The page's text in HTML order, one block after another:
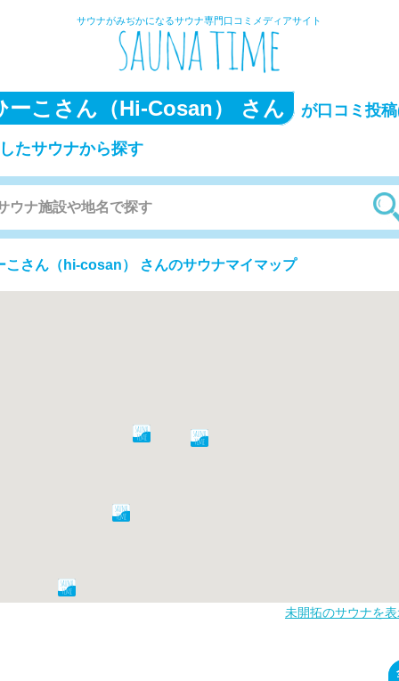
サウナがみぢかになるサウナ専門口コミメディアサイト
ーこさん（hi-Cosan） さん が口コミ投
たサウナから探す
こさん（hi-cosan） さんのサウナマイマップ
未開拓のサウナを